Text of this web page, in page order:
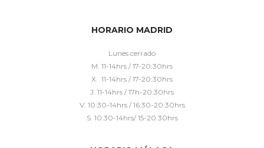
HORARIO MADRID
Lunes cerrado
M. 11-14hrs / 17-20:30hrs
X. 11-14hrs / 17-20:30hrs
J. 11-14hrs / 17h-20:30hrs
V. 10:30-14hrs / 16:30-20:30hrs
S. 10:30-14hrs/ 15-20:30hrs